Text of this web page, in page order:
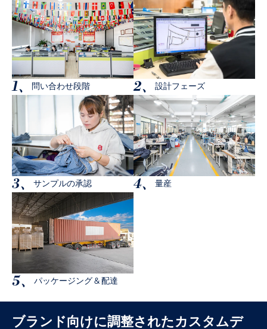
1、 問い合わせ段階 2、 設計フェーズ
3、 サンプルの承認 4、 量産
5、 パッケージング & 配達
ブランド向けに調整されたカスタムデ